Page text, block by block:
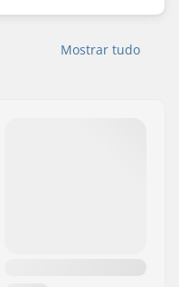
Mostrar tudo